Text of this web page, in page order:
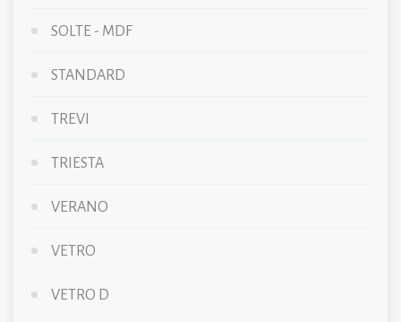
SOLTE - MDF
STANDARD
TREVI
TRIESTA
VERANO
VETRO
VETRO D